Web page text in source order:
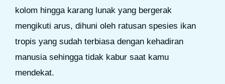
kolom hingga karang lunak yang bergerak
mengikuti arus, dihuni oleh ratusan spesies ikan
tropis yang sudah terbiasa dengan kehadiran
manusia sehingga tidak kabur saat kamu
mendekat.